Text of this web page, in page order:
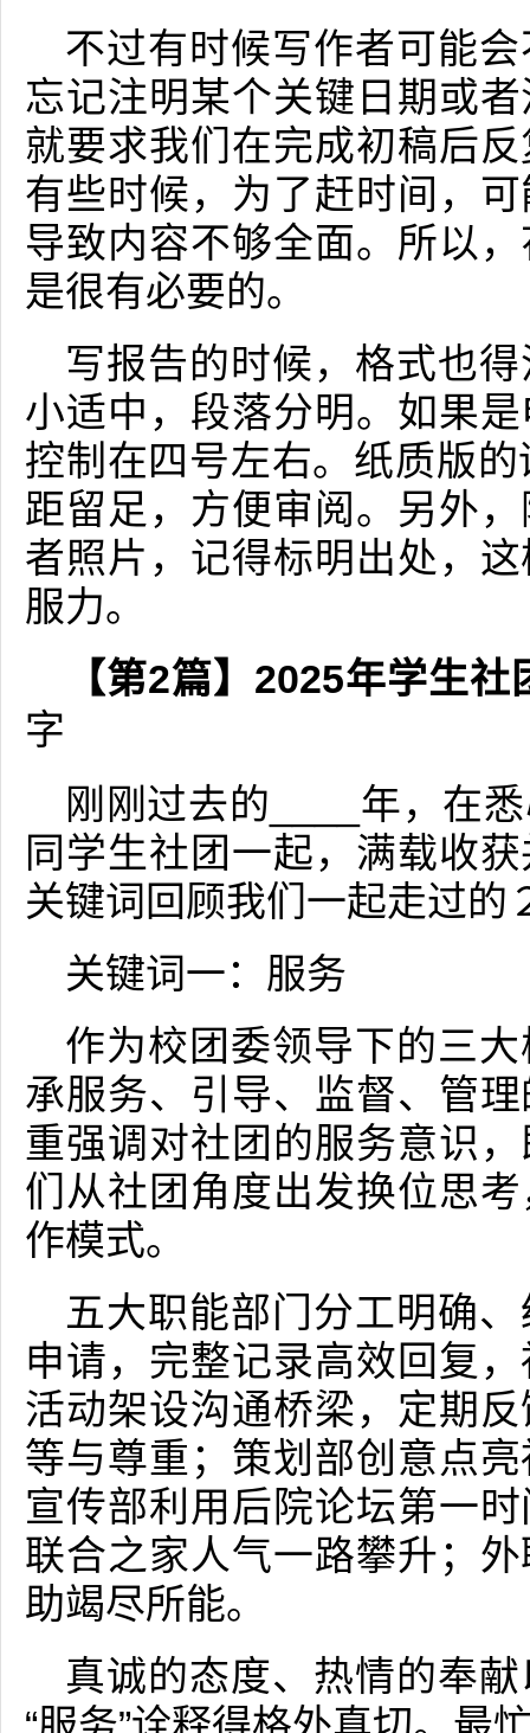
不过有时候写作者可能
忘记注明某个关键日期或
就要求我们在完成初稿后
有些时候，为了赶时间，
导致内容不够全面。所以
是很有必要的。
写报告的时候，格式也
小适中，段落分明。如果
控制在四号左右。纸质版
距留足，方便审阅。另外
者照片，记得标明出处，
服力。
【第2篇】2025年学生
字
刚刚过去的____年，在
同学生社团一起，满载收
关键词回顾我们一起走过的
关键词一：服务
作为校团委领导下的三
承服务、引导、监督、管
重强调对社团的服务意识
们从社团角度出发换位思
作模式。
五大职能部门分工明确
申请，完整记录高效回复
活动架设沟通桥梁，定期
等与尊重；策划部创意点
宣传部利用后院论坛第一
联合之家人气一路攀升；
助竭尽所能。
真诚的态度、热情的奉